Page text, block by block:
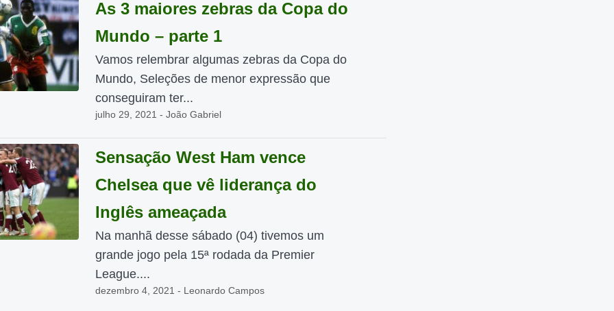
As 3 maiores zebras da Copa do
Mundo – parte 1
Vamos relembrar algumas zebras da Copa do
Mundo, Seleções de menor expressão que
conseguiram ter...
julho 29, 2021 - João Gabriel
Sensação West Ham vence
Chelsea que vê liderança do
Inglês ameaçada
Na manhã desse sábado (04) tivemos um
grande jogo pela 15ª rodada da Premier
League....
dezembro 4, 2021 - Leonardo Campos